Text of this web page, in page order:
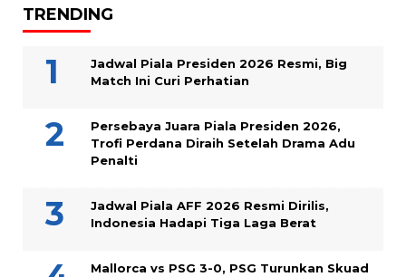
TRENDING
Jadwal Piala Presiden 2026 Resmi, Big
Match Ini Curi Perhatian
Persebaya Juara Piala Presiden 2026,
Trofi Perdana Diraih Setelah Drama Adu
Penalti
Jadwal Piala AFF 2026 Resmi Dirilis,
Indonesia Hadapi Tiga Laga Berat
Mallorca vs PSG 3-0, PSG Turunkan Skuad